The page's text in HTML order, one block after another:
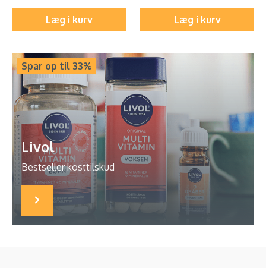
Læg i kurv Læg i kurv
Spar op til 33%
Livol
Bestseller kosttilskud